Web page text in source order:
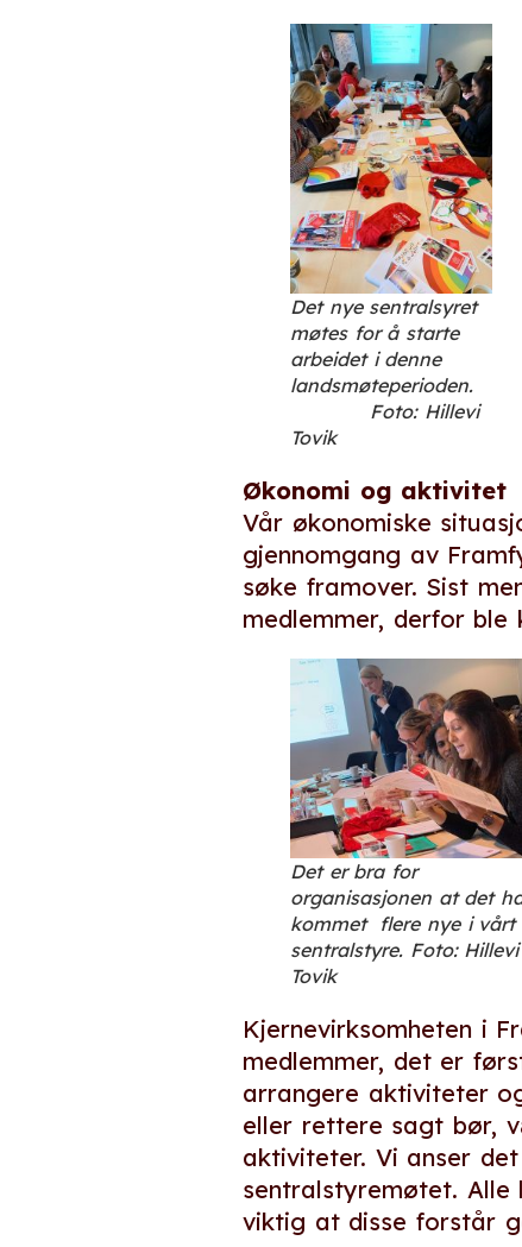
Det nye sentralsyret
møtes for å starte
arbeidet i denne
landsmøteperioden.
Foto: Hillevi
Tovik
Økonomi og aktivitet
Vår økonomiske
gjennomgang av
søke framover. Sist
medlemmer, derfor
Det er bra for
organisasjonen at det
kommet flere nye i vårt
sentralstyre. Foto: Hillevi
Tovik
Kjernevirksomheten i
medlemmer, det er
arrangere aktiviteter
eller rettere sagt bør,
aktiviteter. Vi anser
sentralstyremøtet.
viktig at disse forstår